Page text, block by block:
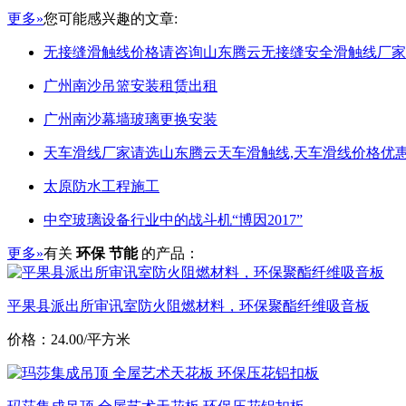
更多»您可能感兴趣的文章:
无接缝滑触线价格请咨询山东腾云无接缝安全滑触线厂家
广州南沙吊篮安装租赁出租
广州南沙幕墙玻璃更换安装
天车滑线厂家请选山东腾云天车滑触线,天车滑线价格优
太原防水工程施工
中空玻璃设备行业中的战斗机“博因2017”
更多»有关 环保 节能 的产品：
平果县派出所审讯室防火阻燃材料，环保聚酯纤维吸音板
价格：24.00/平方米